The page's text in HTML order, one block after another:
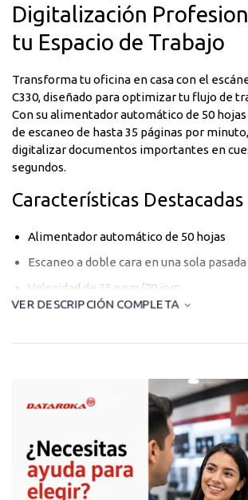
Digitalización
tu Espacio de Trabajo
Transforma tu oficina en casa con el
C330, diseñado para optimizar tu flujo de
Con su alimentador automático de 50 hojas
de escaneo de hasta 35 páginas por
digitalizar documentos importantes en
segundos.
Características Destacadas
Alimentador automático de 50 hojas
Escaneo a doble cara en una sola pasada
Velocidad de 35 ppm/70 ipm
Compatible con Windows y Mac OS
Digitalización Sin
El software intuitivo incluido te permite
directamente a la nube, email o carpetas
tecnología de mejora de imagen
documentos nítidos y legibles en cada
Diseño Compacto y Eficiente
VER DESCRIPCIÓN COMPLETA